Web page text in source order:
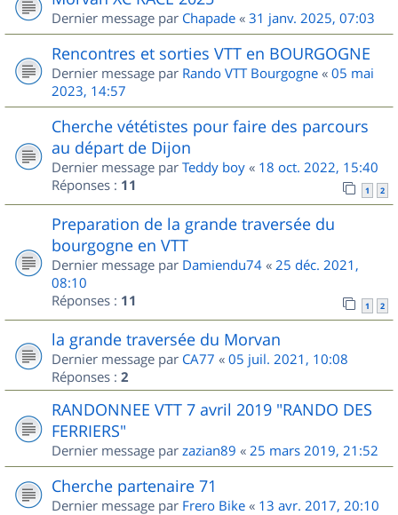
Dernier message par Chapade « 31 janv. 2025, 07:03
Rencontres et sorties VTT en BOURGOGNE
Dernier message par Rando VTT Bourgogne « 05 mai
2023, 14:57
Cherche vététistes pour faire des parcours
au départ de Dijon
Dernier message par Teddy boy « 18 oct. 2022, 15:40
Réponses : 11 1 2
Preparation de la grande traversée du
bourgogne en VTT
Dernier message par Damiendu74 « 25 déc. 2021,
08:10
Réponses : 11 1 2
la grande traversée du Morvan
Dernier message par CA77 « 05 juil. 2021, 10:08
Réponses : 2
RANDONNEE VTT 7 avril 2019 "RANDO DES
FERRIERS"
Dernier message par zazian89 « 25 mars 2019, 21:52
Cherche partenaire 71
Dernier message par Frero Bike « 13 avr. 2017, 20:10